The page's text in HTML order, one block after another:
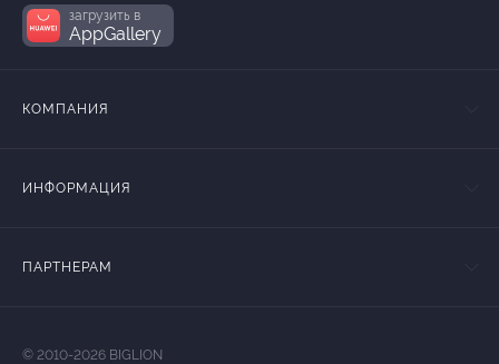
загрузить в
AppGallery
КОМПАНИЯ
ИНФОРМАЦИЯ
ПАРТНЕРАМ
© 2010-2026 BIGLION